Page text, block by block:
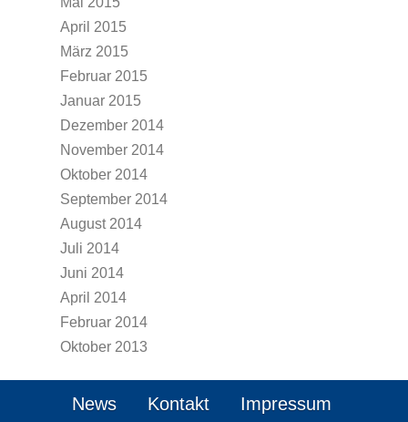
April 2015
März 2015
Februar 2015
Januar 2015
Dezember 2014
November 2014
Oktober 2014
September 2014
August 2014
Juli 2014
Juni 2014
April 2014
Februar 2014
Oktober 2013
News Kontakt
Impressum